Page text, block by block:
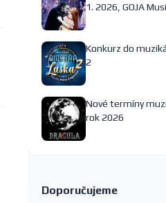
1. 2026, GOJA
Konkurz do
2
Nové termíny
rok 2026
Doporučujeme